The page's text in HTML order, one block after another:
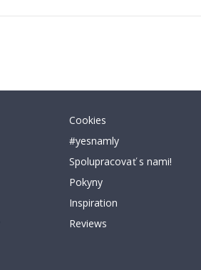
Cookies
#yesnamly
Spolupracovať s nami!
Pokyny
Inspiration
Reviews